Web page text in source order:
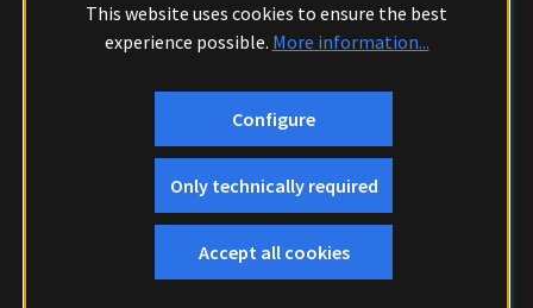
This website uses cookies to ensure the best
experience possible. More information...
Only technically required
Configure
Accept all cookies